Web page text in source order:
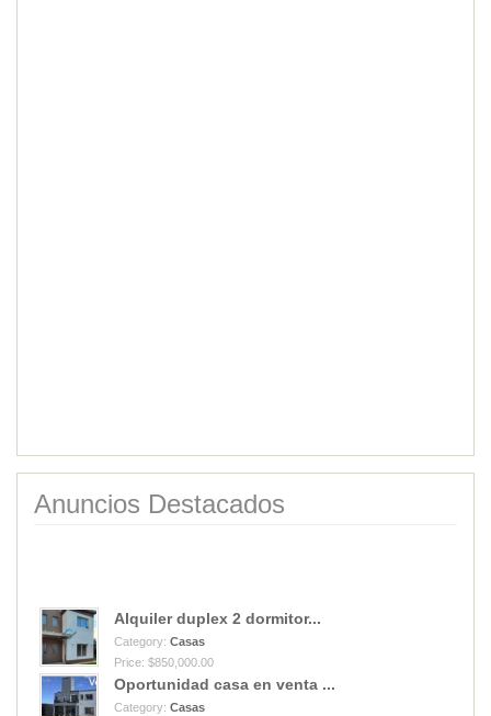
Anuncios Destacados
Oportunidad casa en venta ...
Category: Casas
Price: USD145,000.00
Vendo Cantera de cuarzo mi...
Category: Campos